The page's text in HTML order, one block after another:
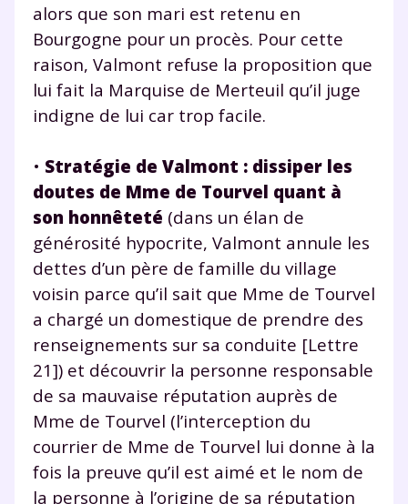
alors que son mari est retenu en
Bourgogne pour un procès. Pour cette
raison, Valmont refuse la proposition que
lui fait la Marquise de Merteuil qu’il juge
indigne de lui car trop facile.
• Stratégie de Valmont : dissiper les
doutes de Mme de Tourvel quant à
son honnêteté (dans un élan de
générosité hypocrite, Valmont annule les
dettes d’un père de famille du village
voisin parce qu’il sait que Mme de Tourvel
a chargé un domestique de prendre des
renseignements sur sa conduite [Lettre
21]) et découvrir la personne responsable
de sa mauvaise réputation auprès de
Mme de Tourvel (l’interception du
courrier de Mme de Tourvel lui donne à la
fois la preuve qu’il est aimé et le nom de
la personne à l’origine de sa réputation